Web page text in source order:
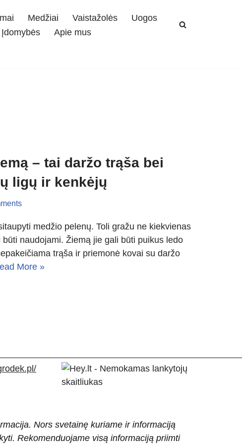
Medžiai Vaistažolės
Uogos
Įdomybės Apie mus
– tai daržo trąša bei
ligų ir kenkėjų
medžio pelenų. Toli gražu ne kiekvienas
naudojami. Žiemą jie gali būti puikus ledo
trąša ir priemonė kovai su daržo
More »
Nors svetainę kuriame ir informaciją
Rekomenduojame visą informaciją priimti